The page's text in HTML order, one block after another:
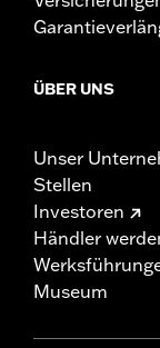
ÜBER UNS
Unser
Stellen
Investoren
Händler
Museum